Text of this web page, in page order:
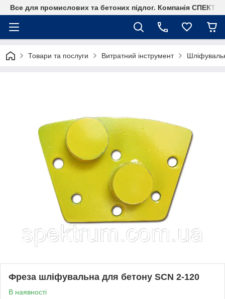
Все для промислових та бетоних підлог. Компанія
Товари та послуги Витратний інструмент
Фреза шліфувальна для бетону SCN 2-120
В наявності